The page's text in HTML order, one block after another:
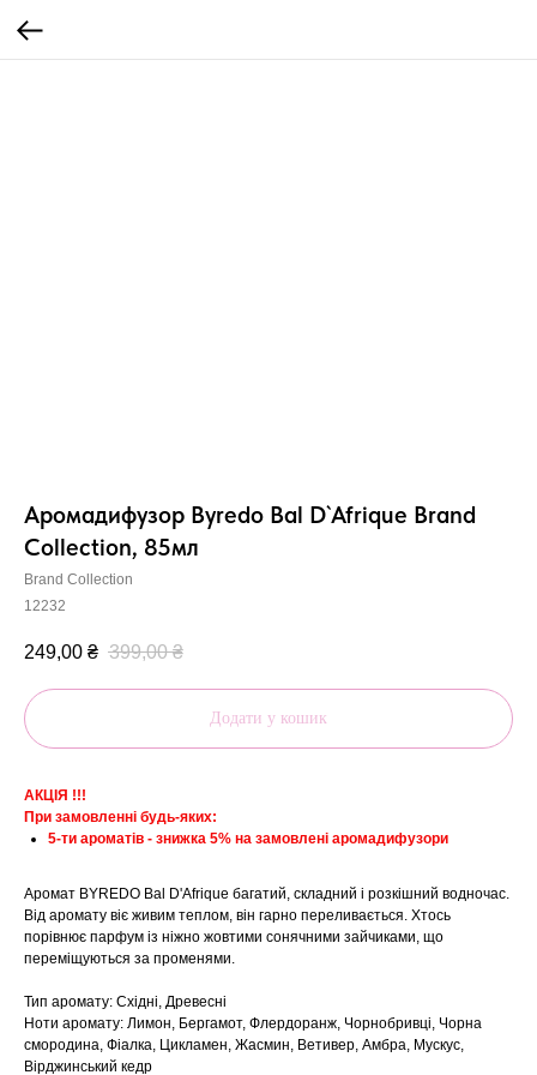
Аромадифузор Byredo Bal D`Afrique Brand
Collection, 85мл
Brand Collection
12232
249,00 ₴ 399,00 ₴
Додати у кошик
АКЦІЯ !!!
При замовленні будь-яких:
5-ти ароматів - знижка 5% на замовлені аромадифузори
Аромат BYREDO Bal D'Afrique багатий, складний і розкішний водночас.
Від аромату віє живим теплом, він гарно переливається. Хтось
порівнює парфум із ніжно жовтими сонячними зайчиками, що
переміщуються за променями.
Тип аромату: Східні, Древесні
Ноти аромату: Лимон, Бергамот, Флердоранж, Чорнобривці, Чорна
смородина, Фіалка, Цикламен, Жасмин, Ветивер, Амбра, Мускус,
Вірджинський кедр